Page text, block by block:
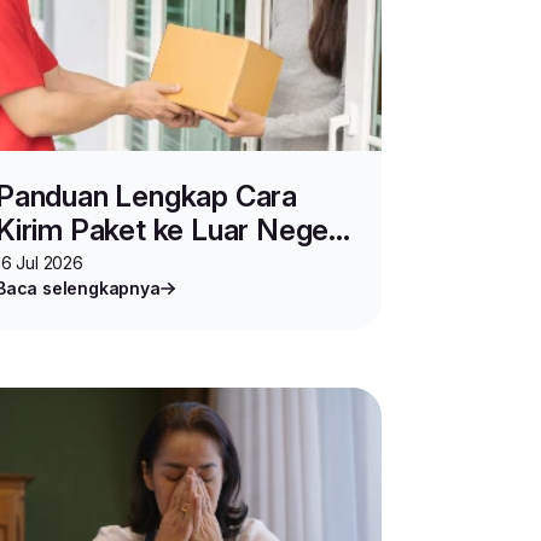
Lengkap Cara
Paket ke Luar Negeri
dengan
Lion Parcel
Jul 2026
selengkapnya